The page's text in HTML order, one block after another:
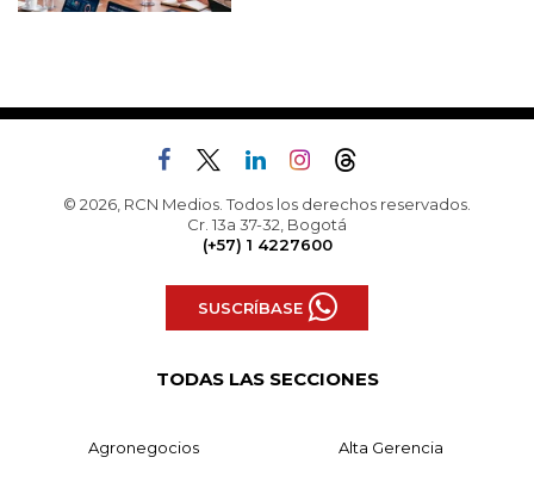
© 2026, RCN Medios. Todos los derechos reservados.
Cr. 13a 37-32, Bogotá
(+57) 1 4227600
SUSCRÍBASE
TODAS LAS SECCIONES
Agronegocios Alta Gerencia